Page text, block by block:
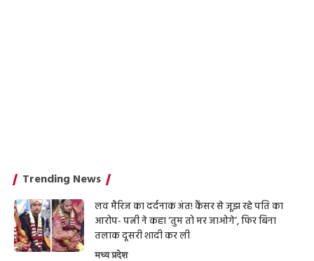
Trending News
लव मैरिज का दर्दनाक अंत! कैंसर से जूझ रहे पति का
आरोप- पत्नी ने कहा ‘तुम तो मर जाओगे’, फिर बिना
तलाक दूसरी शादी कर ली
मध्य प्रदेश